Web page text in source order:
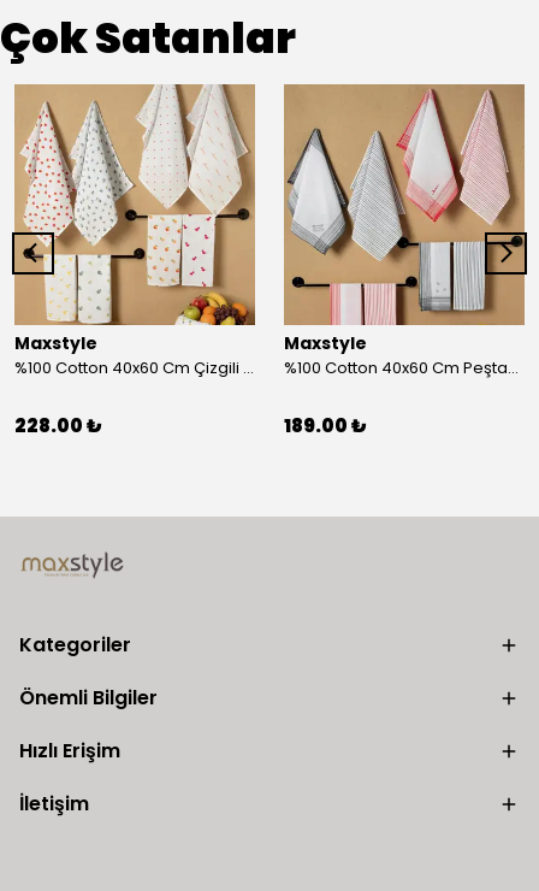
Çok Satanlar
Maxstyle
%100 Cotton 40x60 Cm Çizgili Peştemal Kurulama Bezi 2 Li Set
228.00 ₺
Maxstyle
%100 Cotton 40x60 Cm Peştamal Kurulama Bezi 4 Lü Set
189.00 ₺
Kategoriler
Önemli Bilgiler
Hızlı Erişim
İletişim